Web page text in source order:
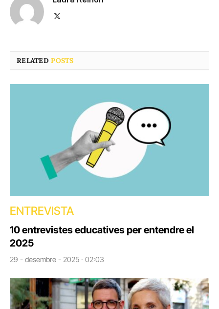
RELATEDPOSTS
ENTREVISTA
10 entrevistes educatives per entendre el
2025
29 - desembre - 2025 · 02:03